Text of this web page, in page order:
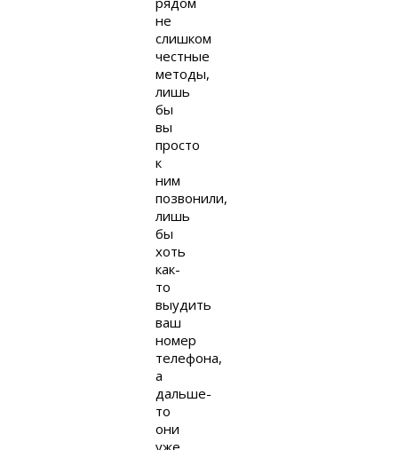
не
слишком
честные
методы,
лишь
бы
вы
просто
к
ним
позвонили,
лишь
бы
хоть
как-
то
выудить
ваш
номер
телефона,
а
дальше-
то
они